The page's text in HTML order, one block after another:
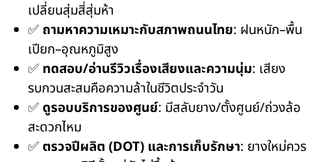
เปลี่ยนสุ่มสี่สุ่มห้า
✅ ถามหาความเหมาะกับสภาพถนนไทย: ฝนหนัก–พื้น
เปียก–อุณหภูมิสูง
✅ ทดสอบ/อ่านรีวิวเรื่องเสียงและความนุ่ม: เสียง
รบกวนสะสมคือความล้าในชีวิตประจำวัน
✅ ดูรอบบริการของศูนย์: มีสลับยาง/ตั้งศูนย์/ถ่วงล้อ
สะดวกไหม
✅ ตรวจปีผลิต (DOT) และการเก็บรักษา: ยางใหม่ควร